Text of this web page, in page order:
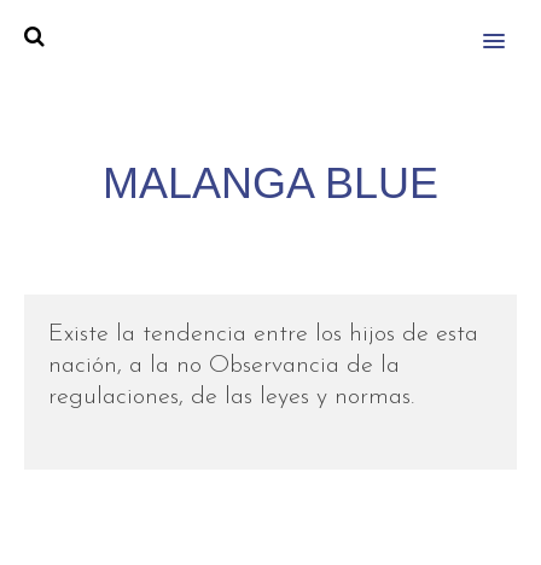
MENU
MALANGA BLUE
Existe la tendencia entre los hijos de esta
nación, a la no Observancia de la
regulaciones, de las leyes y normas.